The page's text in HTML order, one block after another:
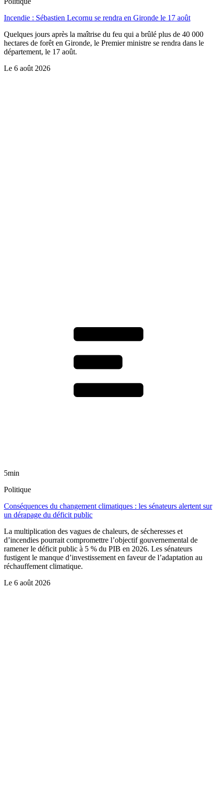
Incendie : Sébastien Lecornu se rendra en Gironde le 17 août
Quelques jours après la maîtrise du feu qui a brûlé plus de 40 000
hectares de forêt en Gironde, le Premier ministre se rendra dans le
département, le 17 août.
Le 6 août 2026
5min
Politique
Conséquences du changement climatiques : les sénateurs alertent sur
un dérapage du déficit public
La multiplication des vagues de chaleurs, de sécheresses et
d’incendies pourrait compromettre l’objectif gouvernemental de
ramener le déficit public à 5 % du PIB en 2026. Les sénateurs
fustigent le manque d’investissement en faveur de l’adaptation au
réchauffement climatique.
Le 6 août 2026